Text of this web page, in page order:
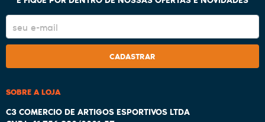
CADASTRAR
SOBRE A LOJA
C3 COMERCIO DE ARTIGOS ESPORTIVOS LTDA